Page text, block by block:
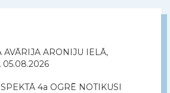
AVĀRIJA ARONIJU IELĀ,
05.08.2026
4a OGRĒ NOTIKUSI